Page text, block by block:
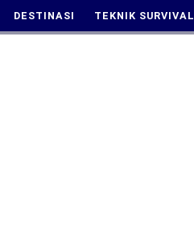
DESTINASI TEKNIK SURVIVAL